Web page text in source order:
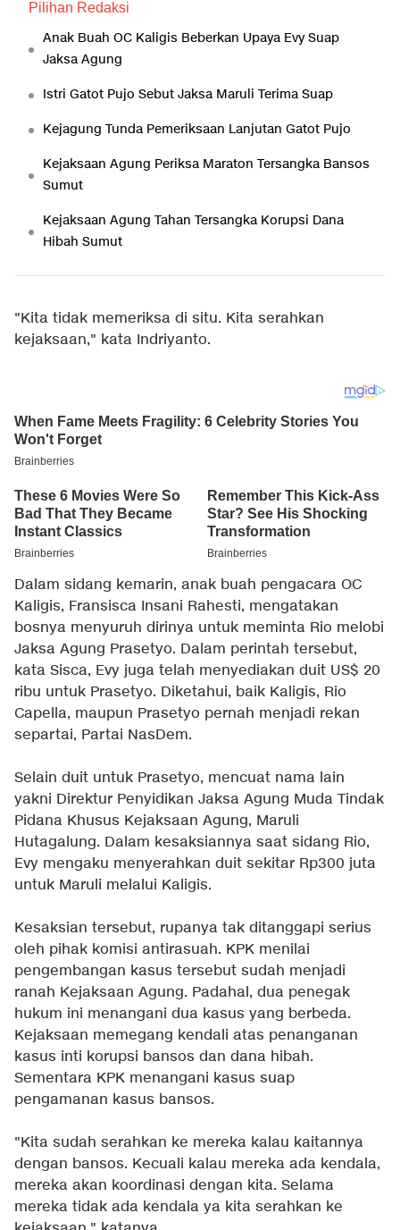
Pilihan Redaksi
Anak Buah OC Kaligis Beberkan Upaya Evy Suap
Jaksa Agung
Istri Gatot Pujo Sebut Jaksa Maruli Terima Suap
Kejagung Tunda Pemeriksaan Lanjutan Gatot Pujo
Kejaksaan Agung Periksa Maraton Tersangka Bansos
Sumut
Kejaksaan Agung Tahan Tersangka Korupsi Dana
Hibah Sumut
"Kita tidak memeriksa di situ. Kita serahkan
kejaksaan," kata Indriyanto.
Dalam sidang kemarin, anak buah pengacara OC
Kaligis, Fransisca Insani Rahesti, mengatakan
bosnya menyuruh dirinya untuk meminta Rio melobi
Jaksa Agung Prasetyo. Dalam perintah tersebut,
kata Sisca, Evy juga telah menyediakan duit US$ 20
ribu untuk Prasetyo. Diketahui, baik Kaligis, Rio
Capella, maupun Prasetyo pernah menjadi rekan
separtai, Partai NasDem.
Selain duit untuk Prasetyo, mencuat nama lain
yakni Direktur Penyidikan Jaksa Agung Muda Tindak
Pidana Khusus Kejaksaan Agung, Maruli
Hutagalung. Dalam kesaksiannya saat sidang Rio,
Evy mengaku menyerahkan duit sekitar Rp300 juta
untuk Maruli melalui Kaligis.
Kesaksian tersebut, rupanya tak ditanggapi serius
oleh pihak komisi antirasuah. KPK menilai
pengembangan kasus tersebut sudah menjadi
ranah Kejaksaan Agung. Padahal, dua penegak
hukum ini menangani dua kasus yang berbeda.
Kejaksaan memegang kendali atas penanganan
kasus inti korupsi bansos dan dana hibah.
Sementara KPK menangani kasus suap
pengamanan kasus bansos.
"Kita sudah serahkan ke mereka kalau kaitannya
dengan bansos. Kecuali kalau mereka ada kendala,
mereka akan koordinasi dengan kita. Selama
mereka tidak ada kendala ya kita serahkan ke